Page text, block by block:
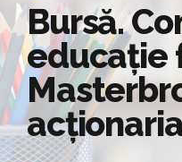
Bursă.
educaţie